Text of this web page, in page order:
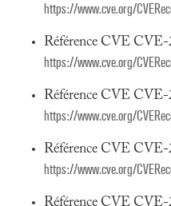
https://www.cve.org/
Référence CVE
https://www.cve.org/
Référence CVE
https://www.cve.org/
Référence CVE
https://www.cve.org/
Référence CVE